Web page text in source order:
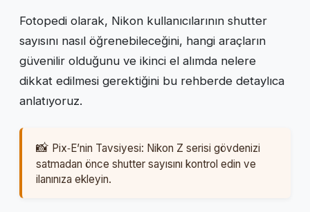
Fotopedi olarak, Nikon kullanıcılarının shutter
sayısını nasıl öğrenebileceğini, hangi araçların
güvenilir olduğunu ve ikinci el alımda nelere
dikkat edilmesi gerektiğini bu rehberde detaylıca
anlatıyoruz.
Pix‑E’nin Tavsiyesi: Nikon Z serisi gövdenizi
satmadan önce shutter sayısını kontrol edin ve
ilanınıza ekleyin.